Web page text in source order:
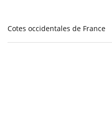
Cotes occidentales de France